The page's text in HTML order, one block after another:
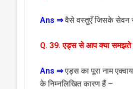
Ans ⇒वैसे वस्तुएँ जिसके सेवन से
Q. 39. एड्स से आप क्या समझते
Ans ⇒एड्स का पूरा नाम
के निम्नलिखित कारण हैं –